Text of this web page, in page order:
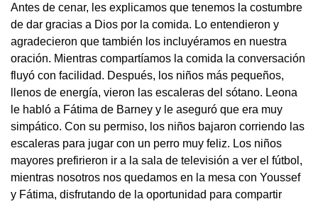
Antes de cenar, les explicamos que tenemos la costumbre
de dar gracias a Dios por la comida. Lo entendieron y
agradecieron que también los incluyéramos en nuestra
oración. Mientras compartíamos la comida la conversación
fluyó con facilidad. Después, los niños más pequeños,
llenos de energía, vieron las escaleras del sótano. Leona
le habló a Fátima de Barney y le aseguró que era muy
simpático. Con su permiso, los niños bajaron corriendo las
escaleras para jugar con un perro muy feliz. Los niños
mayores prefirieron ir a la sala de televisión a ver el fútbol,
mientras nosotros nos quedamos en la mesa con Youssef
y Fátima, disfrutando de la oportunidad para compartir